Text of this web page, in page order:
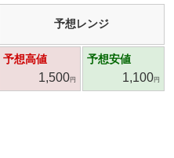
予想レンジ
予想高値
1,500円
予想安値
1,100円